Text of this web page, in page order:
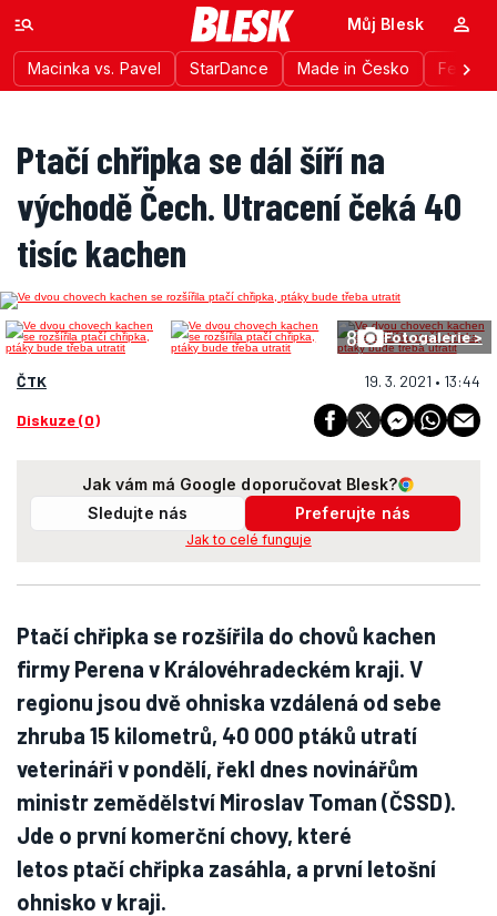
Macinka vs. Pavel StarDance Made in Česko
Můj Blesk
Ptačí chřipka se dál šíří na
východě Čech. Utracení čeká 40
tisíc kachen
8 Fotogalerie >
ČTK 19. 3. 2021 • 13:44
Diskuze (0)
Jak vám má Google doporučovat Blesk?
Sledujte nás
Preferujte nás
Jak to celé funguje
Ptačí chřipka se rozšířila do chovů kachen
firmy Perena v Královéhradeckém kraji. V
regionu jsou dvě ohniska vzdálená od sebe
zhruba 15 kilometrů, 40 000 ptáků utratí
veterináři v pondělí, řekl dnes novinářům
ministr zemědělství Miroslav Toman (ČSSD).
Jde o první komerční chovy, které
letos ptačí chřipka zasáhla, a první letošní
ohnisko v kraji.